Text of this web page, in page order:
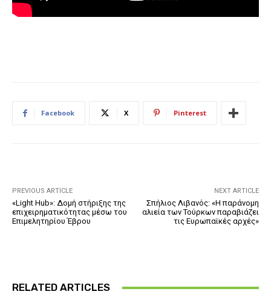
Facebook X Pinterest
PREVIOUS ARTICLE
«Light Hub»: Δομή στήριξης της
επιχειρηματικότητας μέσω του
Επιμελητηρίου Έβρου
NEXT ARTICLE
Σπήλιος Λιβανός: «Η παράνομη
αλιεία των Τούρκων παραβιάζει
τις Ευρωπαϊκές αρχές»
RELATED ARTICLES